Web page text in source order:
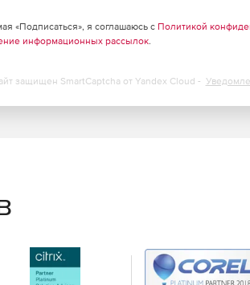
«Подписаться», я соглашаюсь с Политикой
информационных рассылок.
защищен SmartCaptcha от Yandex Cloud -